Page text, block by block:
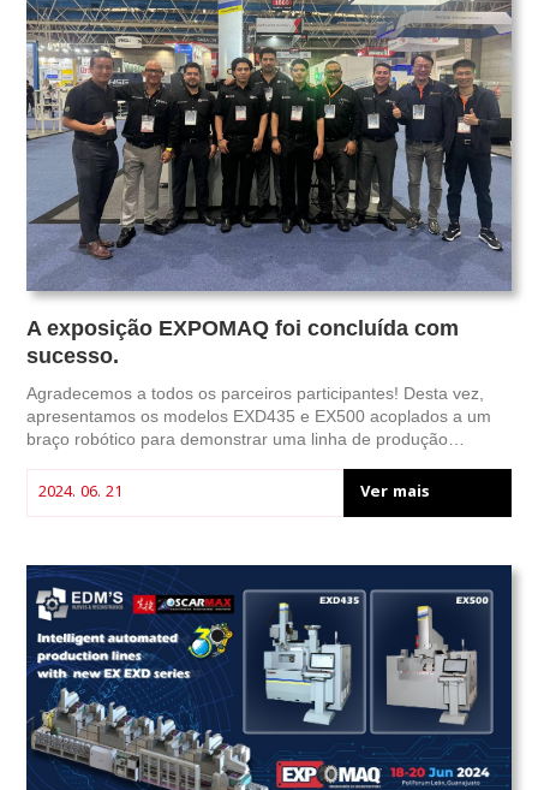
A exposição EXPOMAQ foi concluída com
sucesso.
Agradecemos a todos os parceiros participantes! Desta vez,
apresentamos os modelos EXD435 e EX500 acoplados a um
braço robótico para demonstrar uma linha de produção
entusiasmada de todos os visitantes e esperamos apresentar
2024. 06. 21 Ver mais